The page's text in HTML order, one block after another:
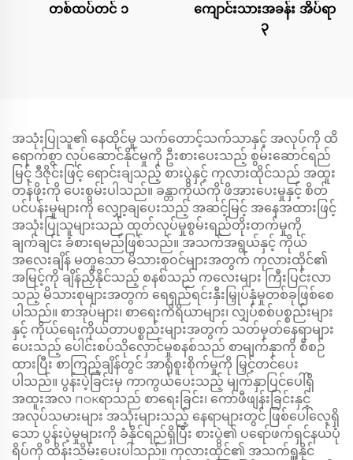
တစ်ထပ်တင် ၁
ကျောင်းသားအခန်း အိပ်ရာ
၃
အသုံးပြုသူ၏ နေထိုင်မှု သက်တောင့်သက်သာနှင့် အလုပ်ကို ထိ
ရောက်စွာ လုပ်ဆောင်နိုင်မှုကို ဦးစားပေးသည့် စွမ်းဆောင်ရည်
မြင့် ဒီဇိုင်းဖြင့် ရောင်းချသည့် စားပွဲနှင့် ကုလားထိုင်သည် အထူး
တန်ဖိုးကို ပေးစွမ်းပါသည်။ ခန္တာကိုယ်ကို ဖိအားပေးမှုနှင့် စိတ်
ပင်ပန်းမှုများကို လျှော့ချပေးသည့် အဆင့်မြင့် အနေအထားဖြင့်
အသုံးပြုသူများသည် ထုတ်လုပ်မှုစွမ်းရည်တိုးတက်မှုကို
ချက်ချင်း ခံစားရမည်ဖြစ်သည်။ အသက်အရွယ်နှင့် ကိုယ်
အလေးချိန် မတူသော မိသားစုဝင်များအတွက် ကုလားထိုင်၏
အမြင့်ကို ချိန်ညှိနိုင်သည့် စနစ်သည် ကလေးများ ကြီးပြင်းလာ
သည့် မိသားစုများအတွက် ရေရှည်ရင်းနှီးမြှုပ်နှံမှုတစ်ခုဖြစ်စေ
ပါသည်။ စာအုပ်များ၊ စာရေးကိရိယာများ၊ လျှပ်စစ်ပစ္စည်းများ
နှင့် ကိုယ်ရေးကိုယ်တာပစ္စည်းများအတွက် သတ်မှတ်နေရာများ
ပေးသည့် ပေါင်းစပ်သိုလှောင်မှုစနစ်သည် စာမျက်နှာကို စီစဉ်
ထားပြီး စာကြည့်ချိန်တွင် အာရုံစူးစိုက်မှုကို မြှင့်တင်ပေး
ပါသည်။ ပွန်းပဲ့ခြင်းမှ ကာကွယ်ပေးသည့် မျက်နှာပြင်ပေါ်ရှိ
အထူးအလ покရာသည် စာရေးခြင်း၊ ကော်ဖီဖျန်းခြင်းနှင့်
အလုပ်သမားများ အသုံးများသည့် နေရာများတွင် ဖြစ်ပေါ်လေ့ရှိ
သော ပွန်းပဲ့မှုများကို ခံနိုင်ရည်ရှိပြီး စားပွဲ၏ ပရော်ဖက်ရှင်နယ်ပုံ
ရိပ်ကို ထိန်းသိမ်းပေးပါသည်။ ကုလားထိုင်၏ အသက်ရှူနိုင်